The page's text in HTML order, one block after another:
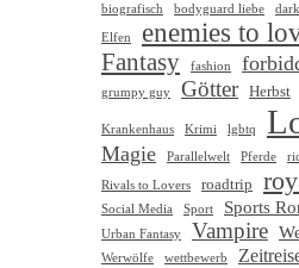
biografisch
bodyguard liebe
Elfen enemies to
Fantasy fashion
grumpy guy
Götter Herbst
Krankenhaus Krimi lgbtq
Magie Parallelwelt Pferde
Rivals to Lovers roadtrip
Social Media Sport Sports
Urban Fantasy
Vampire
Werwölfe
wettbewerb